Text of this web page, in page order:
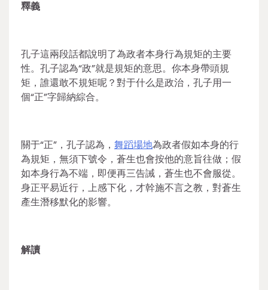
釋義
孔子這兩段話都說明了為政者本身行為規矩的主要
性。孔子認為“政”就是規矩的意思。你本身帶頭規
矩，誰還敢不規矩呢？對于什么是政治，孔子用一
個“正”字歸納綜合。
關于“正”，孔子認為， 舞蹈場地為政者假如本身的行
為規矩，無須下號令，蒼生也會按他的意旨往做；假
如本身行為不端，即便再三告誡，蒼生也不會服從。
身正平易近行，上感下化，才幹施不言之教，對蒼生
產生潛移默化的影響。
解讀